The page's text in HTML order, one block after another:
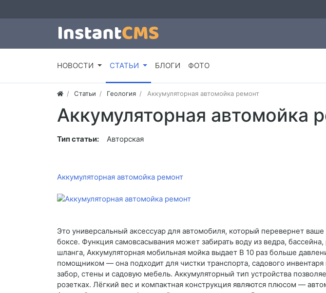
НОВОСТИ СТАТЬИ БЛОГИ ФОТО
Статьи Геология Аккумуляторная автомойка ремонт
Аккумуляторная автомойка
Тип статьи: Авторская
Аккумуляторная автомойка ремонт
Это универсальный аксессуар для автомобиля, который перевернет
боксе. Функция самовсасывания может забирать воду из ведра,
шланга, Аккумуляторная мобильная мойка выдает В 10 раз больше
помощником — она подходит для чистки транспорта, садового
забор, стены и садовую мебель. Аккумуляторный тип устройства
розетках. Лёгкий вес и компактная конструкция являются плюсом —